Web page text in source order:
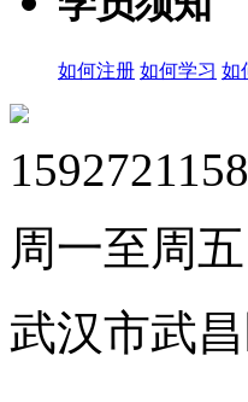
如何注册 如何学习 如
周一至周
武汉市武